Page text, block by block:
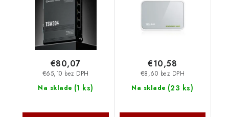
Na sklade (1 ks)
€65,10 bez DPH
€80,07
Na sklade (23 ks)
€8,60 bez DPH
€10,58